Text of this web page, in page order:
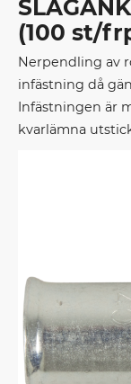
(100 st/
Nerpendling av
infästning då
Infästningen är
kvarlämna